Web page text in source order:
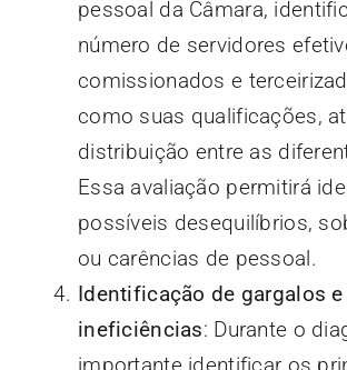
pessoal da Câmara,
número de servidores
comissionados e
como suas qualificações,
distribuição entre as
Essa avaliação permitirá
possíveis desequilíbrios,
ou carências de pessoal.
Identificação de gargalos e
ineficiências: Durante o
importante identificar os